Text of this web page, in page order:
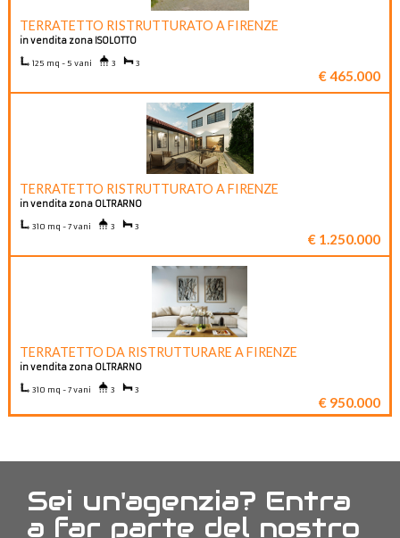
TERRATETTO RISTRUTTURATO A FIRENZE
in vendita zona ISOLOTTO
125 mq - 5 vani 3 3
€ 465.000
TERRATETTO RISTRUTTURATO A FIRENZE
in vendita zona OLTRARNO
310 mq - 7 vani 3 3
€ 1.250.000
TERRATETTO DA RISTRUTTURARE A FIRENZE
in vendita zona OLTRARNO
310 mq - 7 vani 3 3
€ 950.000
Sei un'agenzia? Entra
a far parte del nostro